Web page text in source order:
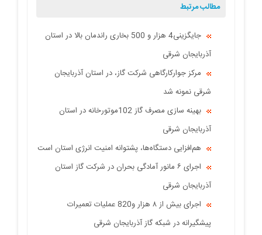
مطالب مرتبط
جایگزینی4 هزار و 500 بخاری راندمان بالا در استان
آذربایجان شرقی
مرکز جوارکارگاهی شرکت گاز، در استان آذربایجان
شرقی نمونه شد
بهینه سازی مصرف گاز 102موتورخانه در استان
آذربایجان شرقی
هم‌افزایی دستگاه‌ها، پشتوانه امنیت انرژی استان است
اجرای ۶ مانور آمادگی بحران در شرکت گاز استان
آذربایجان شرقی
اجرای بیش از ۸ هزار و820 عملیات تعمیرات
پیشگیرانه در شبکه گاز آذربایجان شرقی